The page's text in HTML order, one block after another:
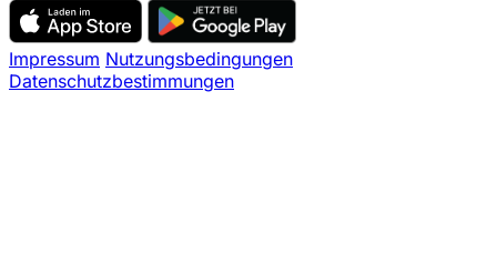
Impressum Nutzungsbedingungen
Datenschutzbestimmungen